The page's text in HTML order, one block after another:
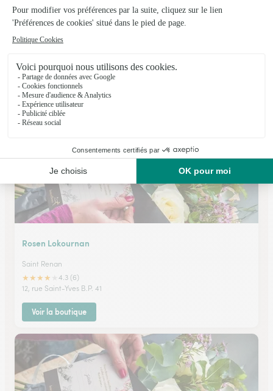
Leti Rose
Landivisiau
★★★★★5 (41)
4 Rue la Tour d'Auvergne
Voir la boutique
Rosen Lokournan
Saint Renan
★★★★
4.3 (6)
12, rue Saint-Yves B.P. 41
Voir la boutique